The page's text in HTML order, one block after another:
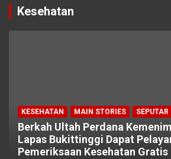
Kesehatan
KESEHATAN MAIN STORIES
Berkah Ultah Perdana
Lapas Bukittinggi Dapat
Pemeriksaan Kesehatan Gratis